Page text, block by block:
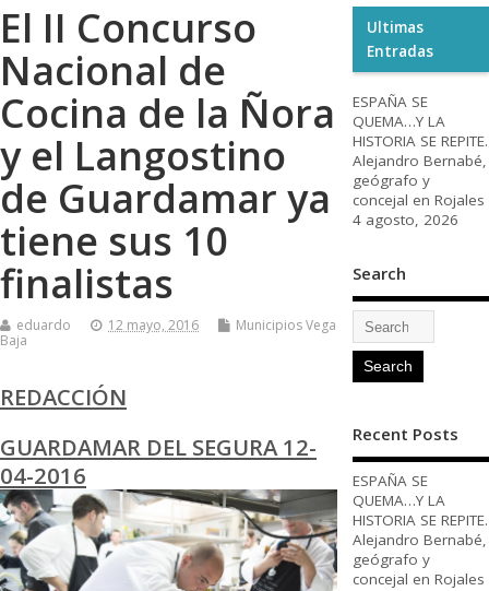
El II Concurso
Nacional de
Cocina de la Ñora
y el Langostino
de Guardamar ya
tiene sus 10
finalistas
eduardo 12 mayo, 2016
Municipios Vega
Baja
REDACCIÓN
GUARDAMAR DEL SEGURA 12-
04-2016
Ultimas
Entradas
ESPAÑA SE
QUEMA…Y LA
HISTORIA SE REPITE.
Alejandro Bernabé,
geógrafo y
concejal en Rojales
4 agosto, 2026
Search
Recent Posts
ESPAÑA SE
QUEMA…Y LA
HISTORIA SE REPITE.
Alejandro Bernabé,
geógrafo y
concejal en Rojales